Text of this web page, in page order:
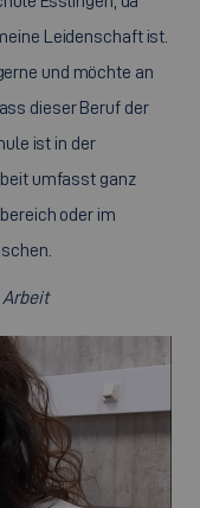
Leidenschaft ist.
und möchte an
dieser Beruf der
ist in der
umfasst ganz
oder im
Arbeit